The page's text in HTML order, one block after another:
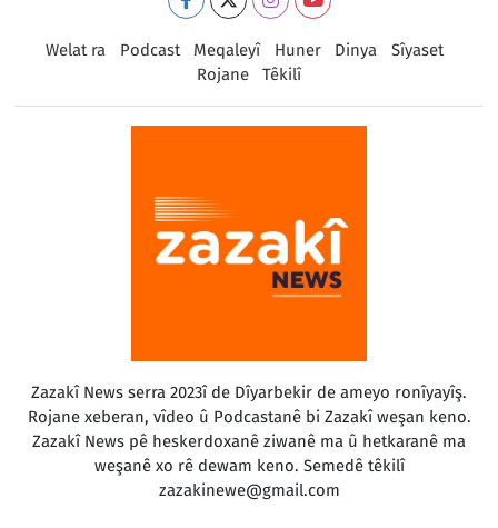
Welat ra Podcast Meqaleyî Huner Dinya
Sîyaset
Rojane
Têkilî
Zazakî News serra 2023î de Dîyarbekir de ameyo ronîyayîş.
Rojane xeberan, vîdeo û Podcastanê bi Zazakî weşan keno.
Zazakî News pê heskerdoxanê ziwanê ma û hetkaranê ma
weşanê xo rê dewam keno. Semedê têkilî
zazakinewe@gmail.com